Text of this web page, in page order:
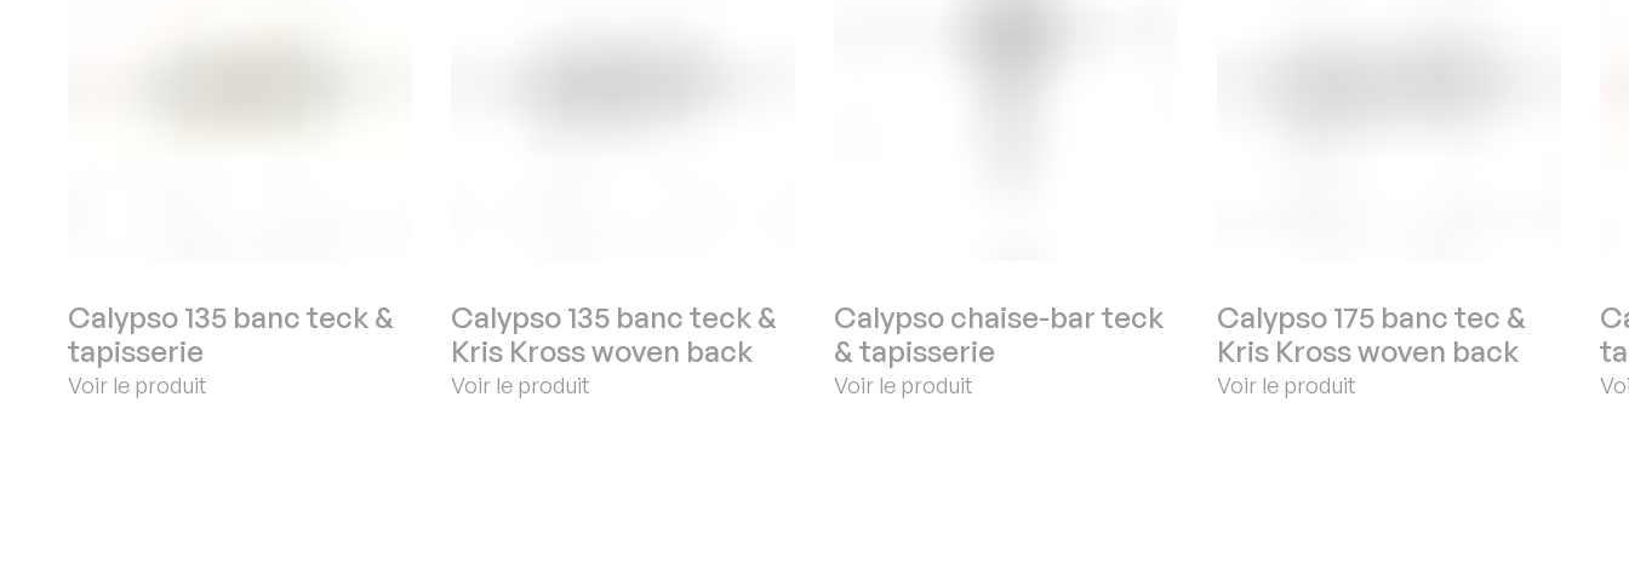
Calypso 135 banc teck &
tapisserie
Voir le produit
Calypso 135 banc teck &
Kris Kross woven back
Voir le produit
Calypso chaise-bar teck
& tapisserie
Voir le produit
Calypso 175 banc tec &
Kris Kross woven back
Voir le produit